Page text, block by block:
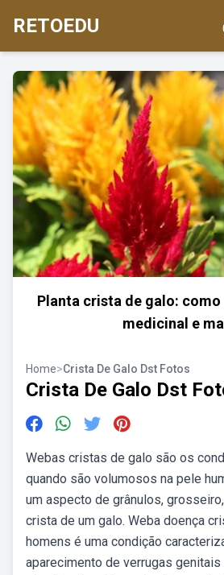
RETOEDU
Planta crista de galo: como
medicinal e
Home>Crista De Galo Dst Fotos
Crista De Galo Dst
Webas cristas de galo são os
quando são volumosos na pele
um aspecto de grânulos,
crista de um galo. Weba doença
homens é uma condição
aparecimento de verrugas